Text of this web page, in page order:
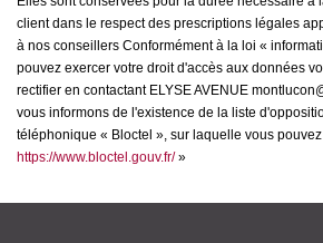
client dans le respect des prescriptions légales
à nos conseillers Conformément à la loi «
pouvez exercer votre droit d'accès aux données
rectifier en contactant ELYSE AVENUE
vous informons de l'existence de la liste
téléphonique « Bloctel », sur laquelle vous
https://www.bloctel.gouv.fr/»